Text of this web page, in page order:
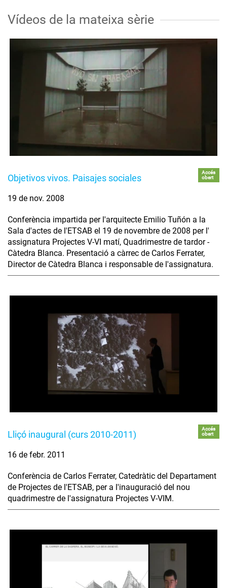
Vídeos de la mateixa sèrie
Objetivos vivos. Paisajes sociales
Accés
obert
19 de nov. 2008
Conferència impartida per l'arquitecte Emilio Tuñón a la
Sala d'actes de l'ETSAB el 19 de novembre de 2008 per l'
assignatura Projectes V-VI matí, Quadrimestre de tardor -
Càtedra Blanca. Presentació a càrrec de Carlos Ferrater,
Director de Càtedra Blanca i responsable de l'assignatura.
Lliçó inaugural (curs 2010-2011)
Accés
obert
16 de febr. 2011
Conferència de Carlos Ferrater, Catedràtic del Departament
de Projectes de l'ETSAB, per a l'inauguració del nou
quadrimestre de l'assignatura Projectes V-VIM.